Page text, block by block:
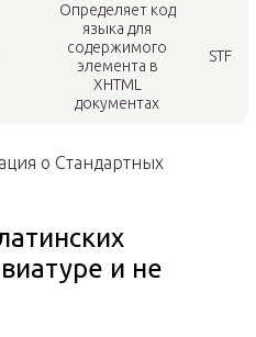
Определяет код
языка для
содержимого
элемента в
XHTML
документах
STF
о Стандартных
и не